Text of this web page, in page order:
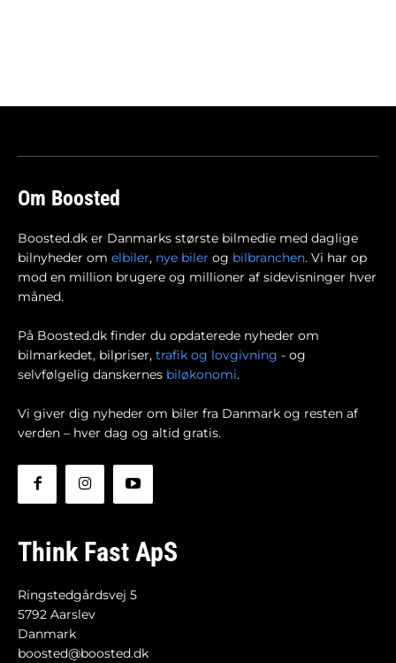
Om Boosted
Boosted.dk er Danmarks største bilmedie med daglige
bilnyheder om elbiler, nye biler og bilbranchen. Vi har op
mod en million brugere og millioner af sidevisninger hver
måned.
På Boosted.dk finder du opdaterede nyheder om
bilmarkedet, bilpriser, trafik og lovgivning - og
selvfølgelig danskernes biløkonomi.
Vi giver dig nyheder om biler fra Danmark og resten af
verden – hver dag og altid gratis.
Think Fast ApS
Ringstedgårdsvej 5
5792 Aarslev
Danmark
boosted@boosted.dk